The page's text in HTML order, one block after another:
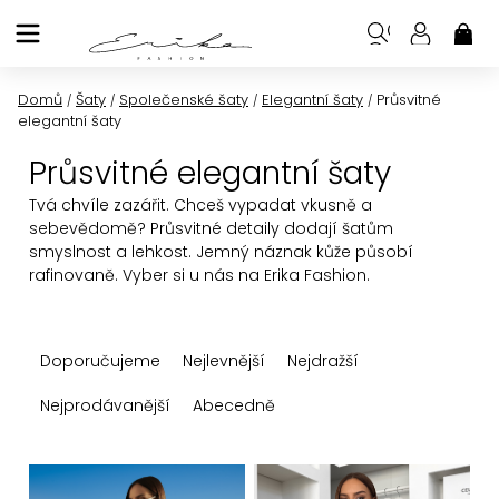
na
Domů / Šaty / Společenské šaty / Elegantní šaty / Průsvitné
elegantní šaty
Průsvitné elegantní šaty
Tvá chvíle zazářit. Chceš vypadat vkusně a
sebevědomě? Průsvitné detaily dodají šatům
smyslnost a lehkost. Jemný náznak kůže působí
rafinovaně. Vyber si u nás na Erika Fashion.
a
n
Doporučujeme Nejlevnější
Nejdražší
Nejprodávanější
Abecedně
V